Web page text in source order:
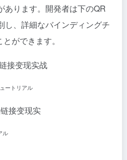
あります。開発者は下のQR
し、詳細なバインディングチ
ができます。
ートリアル
ル